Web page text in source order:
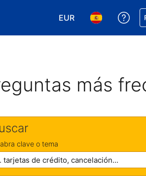
EUR
Elegir tu moneda. Tu
Elegir el
más
clave o tema